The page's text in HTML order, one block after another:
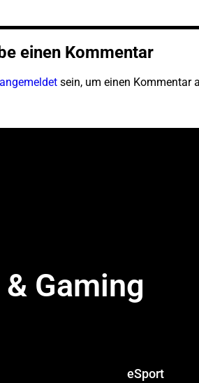
einen Kommentar
angemeldet sein, um einen Kommentar
Gaming
eSport